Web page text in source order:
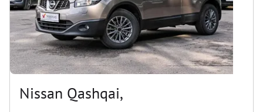
Nissan Qashqai,